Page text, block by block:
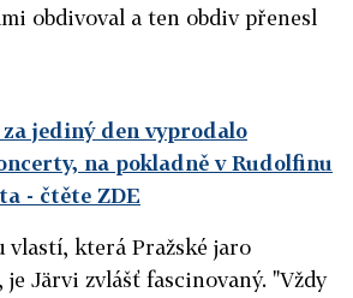
obdivoval a ten obdiv přenesl
jediný den vyprodalo
na pokladně v Rudolfinu
- čtěte ZDE
vlastí, která Pražské jaro
je Järvi zvlášť fascinovaný. "Vždy